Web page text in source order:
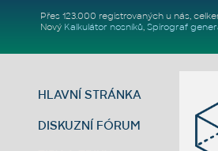
Přes 123.000 registrovaných u nás,
Nový Kalkulátor nosníků, Spirograf
HLAVNÍ STRÁNKA
DISKUZNÍ FÓRUM